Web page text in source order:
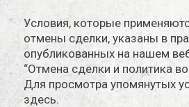
Условия, которые
отмены сделки, указаны в
опубликованных на нашем
“Отмена сделки и политика
Для просмотра упомянутых
здесь.